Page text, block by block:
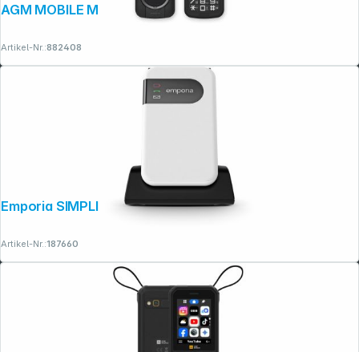
AGM MOBILE M8 Klapper (4G) Rugged
Artikel-Nr.:882408
Emporia SIMPLICITYglam weiß
Artikel-Nr.:187660